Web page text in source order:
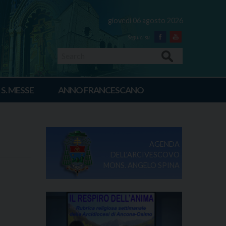
giovedì 06 agosto 2026
Facebook
Youtube
MESSE ANNO FRANCESCANO
AGENDA
DELL'ARCIVESCOVO